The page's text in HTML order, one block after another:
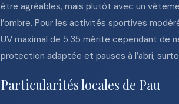
être agréables, mais plutôt avec un
l’ombre. Pour les activités sportives
UV maximal de 5.35 mérite cependant de
protection adaptée et pauses à l’abri,
Particularités locales de Pau